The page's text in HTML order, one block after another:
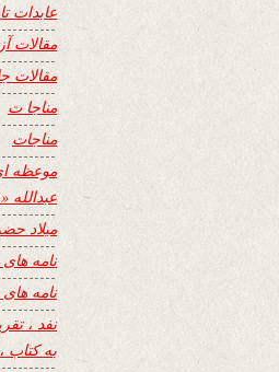
عابدات
مقالات
مقالات
مناجا ت
مناجات
موعظه
عبدالله
میلاد
نامه
نامه های
نفد ،
به کتاب